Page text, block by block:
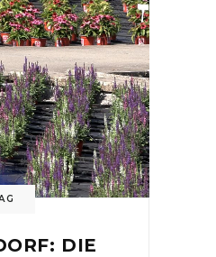
DIE